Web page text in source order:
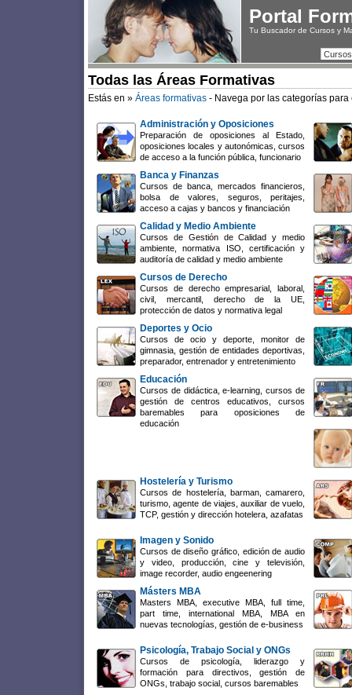
Portal
Tu Buscador de Cursos y
Todas las Áreas Formativas
Estás en » Áreas formativas - Navega por las categorías
Administración y Oposiciones
Preparación de oposiciones al Estado,
oposiciones locales y autonómicas, cursos
de acceso a la función pública, funcionario
Banca y Finanzas
Cursos de banca, mercados financieros,
bolsa de valores, seguros, peritajes,
acceso a cajas y bancos y financiación
Calidad y Medio Ambiente
Cursos de Gestión de Calidad y medio
ambiente, normativa ISO, certificación y
auditoría de calidad y medio ambiente
Cursos de Derecho
Cursos de derecho empresarial, laboral,
civil, mercantil, derecho de la UE,
protección de datos y normativa legal
Deportes y Ocio
Cursos de ocio y deporte, monitor de
gimnasia, gestión de entidades deportivas,
preparador, entrenador y entretenimiento
Educación
Cursos de didáctica, e-learning, cursos de
gestión de centros educativos, cursos
baremables para oposiciones de
educación
Hostelería y Turismo
Cursos de hostelería, barman, camarero,
turismo, agente de viajes, auxiliar de vuelo,
TCP, gestión y dirección hotelera, azafatas
Imagen y Sonido
Cursos de diseño gráfico, edición de audio
y video, producción, cine y televisión,
image recorder, audio engeenering
Másters MBA
Masters MBA, executive MBA, full time,
part time, international MBA, MBA en
nuevas tecnologías, gestión de e-business
Psicología, Trabajo Social y ONGs
Cursos de psicología, liderazgo y
formación para directivos, gestión de
ONGs, trabajo social, cursos baremables